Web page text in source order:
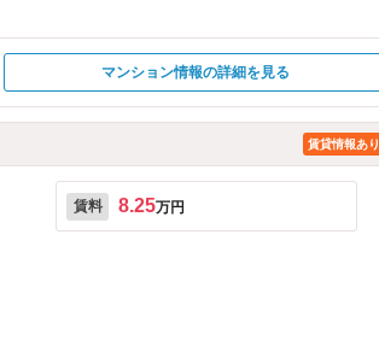
マンション情報の詳細を見る
賃貸情報あり
賃料 8.25万円